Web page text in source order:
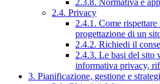
2.4. Privacy
2.4.1. Come
progettazione di un
2.4.2. Richiedi il
2.4.3. Le basi del sito
informativa privacy,
3. Pianificazione, gestione e